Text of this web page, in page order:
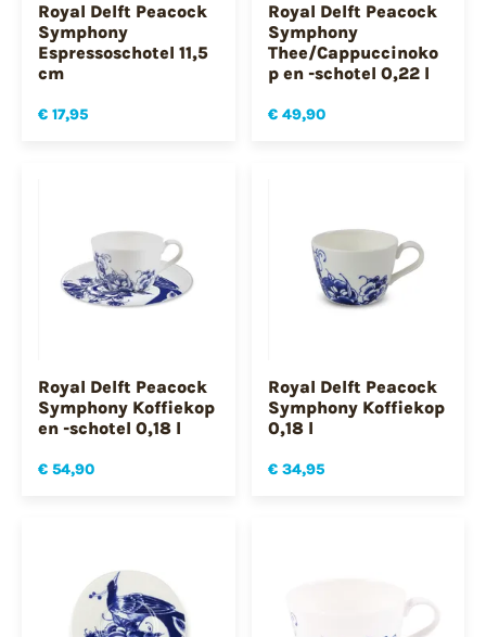
Royal Delft Peacock
Symphony
Espressoschotel 11,5
cm
€ 17,95
Royal Delft Peacock
Symphony
Thee/Cappuccinoko
p en -schotel 0,22 l
€ 49,90
Royal Delft Peacock
Symphony Koffiekop
en -schotel 0,18 l
€ 54,90
Royal Delft Peacock
Symphony Koffiekop
0,18 l
€ 34,95